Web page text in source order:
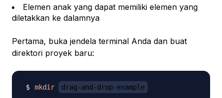
Elemen anak yang dapat memiliki elemen yang
diletakkan ke dalamnya
Pertama, buka jendela terminal Anda dan buat
direktori proyek baru:
mkdir drag-and-drop-example